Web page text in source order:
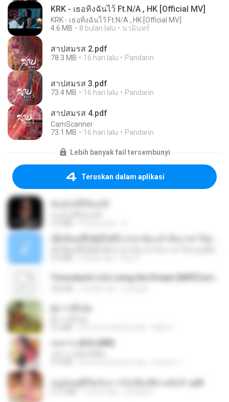
KRK - เธอทิ้งฉันไว้ Ft.N/A , HK [Official MV]
KRK - เธอทิ้งฉันไว้ Ft.N/A , HK [Official MV]
4.6 MB
8 bulan lalu นวมินทร์
สาปสมรส 2.pdf
78.3 MB 16 hari lalu Pandarin
สาปสมรส 3.pdf
73.4 MB 16 hari lalu Pandarin
สาปสมรส 4.pdf
CamScanner
73.1 MB
16 hari lalu Pandarin
Lebih banyak fail tersembunyi
Teruskan dalam aplikasi
กุหลาบ (KULARB)
หนูน้อยสู้ชีวิตกับภารกิจเลี้ยงพี่ชายทั้งห้า.pdf